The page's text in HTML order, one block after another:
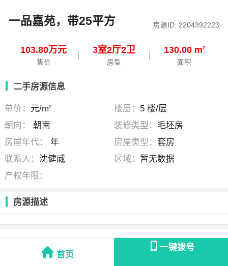
一品嘉苑，带25平方 房源ID: 2204392223
103.80万元
售价
3室2厅2卫
房型
130.00 m2
面积
首页
一键拨号
二手房源信息
单价： 元/m2 楼层： 5 楼/层
朝向：
朝南 装修类型： 毛坯房
房屋年代：
年 房屋类型： 套房
联系人： 沈健威 区域： 暂无数据
产权年限：
房源描述
(鼎丰房产通源店店长 )
联系时请说明是在